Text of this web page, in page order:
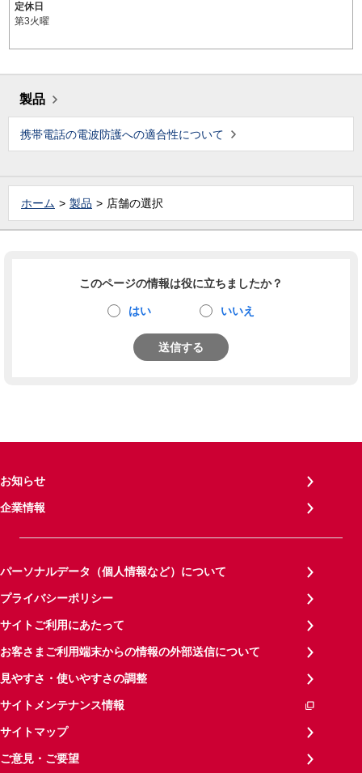
定休日
第3火曜
製品
携帯電話の電波防護への適合性について
ホーム 製品 店舗の選択
このページの情報は役に立ちましたか？
はい いいえ
送信する
お知らせ
企業情報
パーソナルデータ（個人情報など）について
プライバシーポリシー
サイトご利用にあたって
お客さまご利用端末からの情報の外部送信について
見やすさ・使いやすさの調整
サイトメンテナンス情報
サイトマップ
ご意見・ご要望